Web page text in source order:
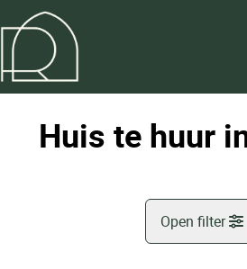
Ga naar hoofdinhoud
Huis te huur
Open filter